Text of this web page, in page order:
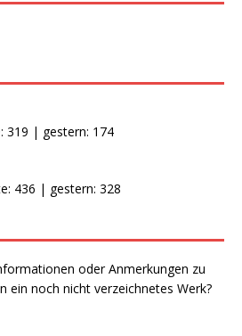
319 | gestern: 174
436 | gestern: 328
oder Anmerkungen zu
ein noch nicht verzeichnetes Werk?